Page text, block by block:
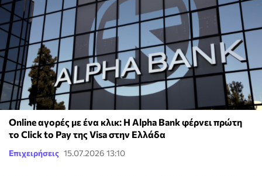
Οnline αγορές με ένα κλικ: H Alpha Bank φέρνει πρώτη
το Click to Pay της Visa στην Ελλάδα
Επιχειρήσεις 15.07.2026 13:10